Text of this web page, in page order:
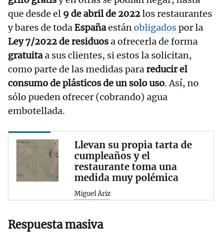
que desde el 9 de abril de 2022los restaurantes
y bares de todaEspañaestánobligadospor la
Ley 7/2022 de residuosa ofrecerla de forma
gratuitaa sus clientes, si estos la solicitan,
como parte de las medidas parareducir el
consumo de plásticos de un solo uso. Así, no
sólo pueden ofrecer (cobrando) agua
embotellada.
Llevan su propia tarta de
cumpleaños y el
restaurante toma una
medida muy polémica
Miguel Áriz
Respuesta masiva